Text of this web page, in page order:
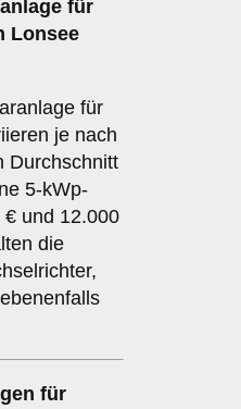
für
Lonsee
für
je nach
Durchschnitt
5-kWp-
und 12.000
die
für